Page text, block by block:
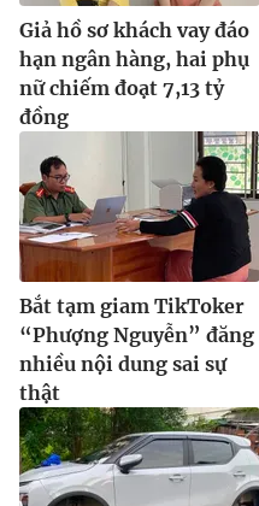
Giả hồ sơ khách vay đáo
hạn ngân hàng, hai phụ
nữ chiếm đoạt 7,13 tỷ
đồng
Bắt tạm giam TikToker
“Phượng Nguyễn” đăng
nhiều nội dung sai sự
thật